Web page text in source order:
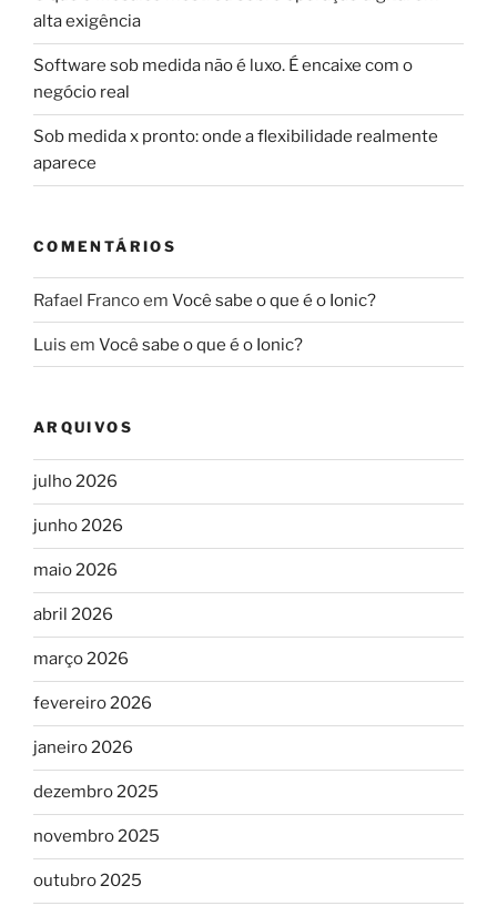
alta exigência
Software sob medida não é luxo. É encaixe com o
negócio real
Sob medida x pronto: onde a flexibilidade realmente
aparece
COMENTÁRIOS
Rafael Francoem Você sabe o que é o Ionic?
Luis em Você sabe o que é o Ionic?
ARQUIVOS
julho 2026
junho 2026
maio 2026
abril 2026
março 2026
fevereiro 2026
janeiro 2026
dezembro 2025
novembro 2025
outubro 2025